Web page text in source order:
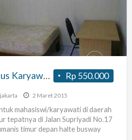
Rp 550.000
Kamar Kos Khusus Karyawati Dan Mahasiswi
jakarta 2 Maret 2015
mahasiswi/karyawati di daerah
tepatnya di Jalan Supriyadi No.17
timur depan halte busway